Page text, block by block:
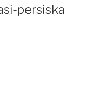
persiska